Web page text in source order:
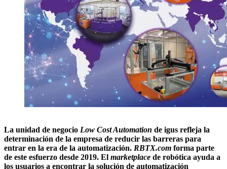
La unidad de negocio Low Cost Automation de igus refleja la
determinación de la empresa de reducir las barreras para
entrar en la era de la automatización. RBTX.com forma parte
de este esfuerzo desde 2019. El marketplace de robótica ayuda a
los usuarios a encontrar la solución de automatización